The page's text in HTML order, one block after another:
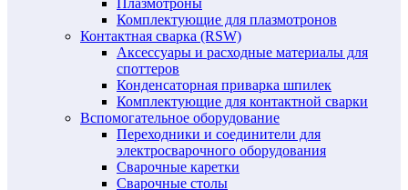
Плазмотроны
Комплектующие для плазмотронов
Контактная сварка (RSW)
Аксессуары и расходные материалы для
споттеров
Конденсаторная приварка шпилек
Комплектующие для контактной сварки
Вспомогательное оборудование
Переходники и соединители для
электросварочного оборудования
Сварочные каретки
Сварочные столы